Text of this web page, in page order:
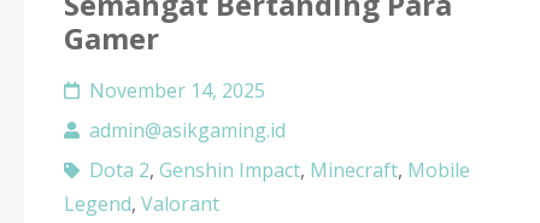
Gamer
November 14, 2025
admin@asikgaming.id
Dota 2, Genshin Impact, Minecraft, Mobile
Legend, Valorant